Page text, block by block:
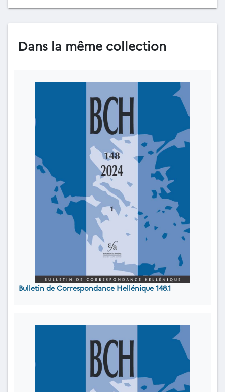
Dans la même collection
Bulletin de Correspondance Hellénique 148.1